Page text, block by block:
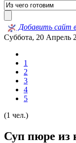
Добавить сайт
Суббота, 20 Апрель
1
2
3
4
5
(1 чел.)
Суп пюре из